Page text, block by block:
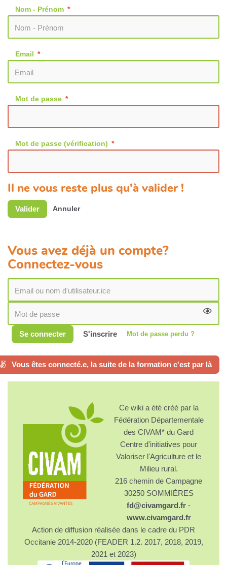
Nom - Prénom
Email
Mot de passe
Mot de passe (vérification)
Il ne vous reste plus qu'à valider !
Valider Annuler
Vous avez déjà un compte?
Connectez-vous
Se connecter S'inscrire Mot de passe perdu ?
Vous êtes connecté.e, la suite de la formation c'est par là
Ce wiki a été créé par la
Fédération Départementale
des CIVAM* du Gard
Centre d'initiatives pour
Valoriser l'Agriculture et le
Milieu rural.
216 chemin de Campagne
30250 SOMMIÈRES
fd@civamgard.fr -
www.civamgard.fr
Action de diffusion réalisée dans le cadre du PDR
Occitanie 2014-2020 (FEADER 1.2. 2017, 2018, 2019,
2021 et 2023)